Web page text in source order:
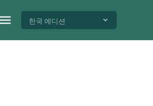
한국 에디션